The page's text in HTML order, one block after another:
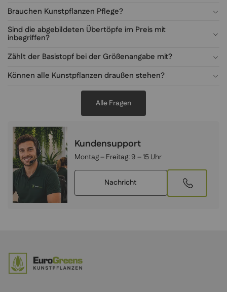
Brauchen Kunstpflanzen Pflege?
Sind die abgebildeten Übertöpfe im Preis mit
inbegriffen?
Zählt der Basistopf bei der Größenangabe mit?
Können alle Kunstpflanzen draußen stehen?
Alle Fragen
Kundensupport
Montag – Freitag: 9 – 15 Uhr
Nachricht